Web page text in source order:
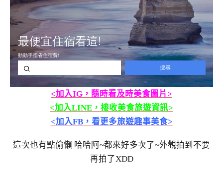
<加入IG，隨時看及時美食圖片>
<加入LINE，接收美食旅遊資訊>
<加入FB，看更多旅遊趣事美食>
這次也有點偷懶 哈哈阿~都來好多次了~外觀拍到不要
再拍了XDD